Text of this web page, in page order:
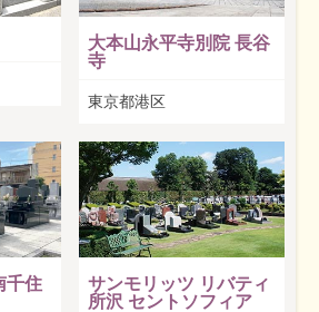
大本山永平寺別院 長谷
寺
東京都港区
千住
サンモリッツ リバティ
所沢 セントソフィア